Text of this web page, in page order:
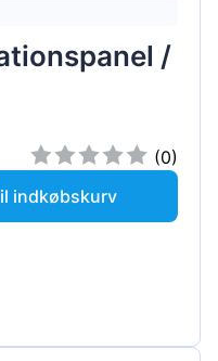
/
(0)
indkøbskurv